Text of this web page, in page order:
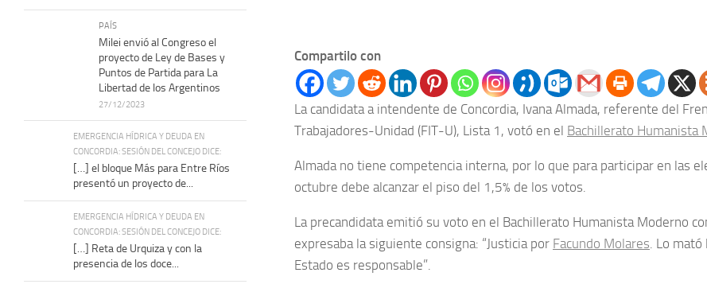
Compartilo con
La candidata a intendente de Concordia, Ivana Almada, referente del
Trabajadores-Unidad (FIT-U), Lista 1, votó en el Bachillerato Humanista
Almada no tiene competencia interna, por lo que para participar en las
octubre debe alcanzar el piso del 1,5% de los votos.
La precandidata emitió su voto en el Bachillerato Humanista Moderno
expresaba la siguiente consigna: “Justicia por Facundo Molares . Lo
Estado es responsable”.
PAÍS
Milei envió al Congreso el
proyecto de Ley de Bases y
Puntos de Partida para La
Libertad de los Argentinos
27/12/2023
EMERGENCIA HÍDRICA Y DEUDA EN
CONCORDIA: SESIÓN DEL CONCEJO DICE:
[…] el bloque Más para Entre Ríos
presentó un proyecto de...
EMERGENCIA HÍDRICA Y DEUDA EN
CONCORDIA: SESIÓN DEL CONCEJO DICE:
[…] Reta de Urquiza y con la
presencia de los doce...